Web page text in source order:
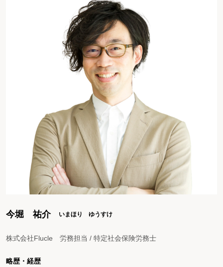
今堀 祐介 いまほり ゆうすけ
株式会社Flucle 労務担当 / 特定社会保険労務士
略歴・経歴